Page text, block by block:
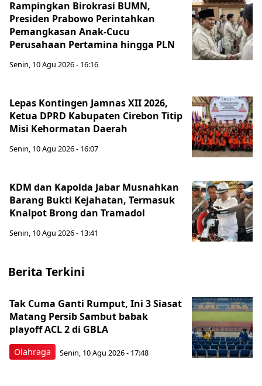
Rampingkan Birokrasi BUMN,
Presiden Prabowo Perintahkan
Pemangkasan Anak-Cucu
Perusahaan Pertamina hingga PLN
Senin, 10 Agu 2026 - 16:16
Lepas Kontingen Jamnas XII 2026,
Ketua DPRD Kabupaten Cirebon Titip
Misi Kehormatan Daerah
Senin, 10 Agu 2026 - 16:07
KDM dan Kapolda Jabar Musnahkan
Barang Bukti Kejahatan, Termasuk
Knalpot Brong dan Tramadol
Senin, 10 Agu 2026 - 13:41
Berita Terkini
Olahraga
Tak Cuma Ganti Rumput, Ini 3 Siasat
Matang Persib Sambut babak
playoff ACL 2 di GBLA
Senin, 10 Agu 2026 - 17:48